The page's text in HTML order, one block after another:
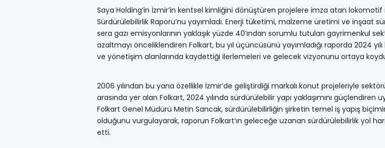
Saya Holding’in İzmir’in kentsel kimliğini dönüştüren projelere imza atan lokomotif
Sürdürülebilirlik Raporu’nu yayımladı. Enerji tüketimi, malzeme üretimi ve inşaat
sera gazı emisyonlarının yaklaşık yüzde 40’ından sorumlu tutulan gayrimenkul
azaltmayı önceliklendiren Folkart, bu yıl üçüncüsünü yayımladığı raporda 2024
ve yönetişim alanlarında kaydettiği ilerlemeleri ve gelecek vizyonunu ortaya
2006 yılından bu yana özellikle İzmir’de geliştirdiği markalı konut projeleriyle
arasında yer alan Folkart, 2024 yılında sürdürülebilir yapı yaklaşımını güçlendiren
Folkart Genel Müdürü Metin Sancak, sürdürülebilirliğin şirketin temel iş yapış
olduğunu vurgulayarak, raporun Folkart’ın geleceğe uzanan sürdürülebilirlik yol
etti.